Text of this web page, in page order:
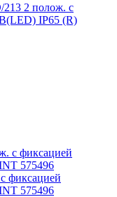
213 2 полож. с
IP65 (R)
фиксацией
575496